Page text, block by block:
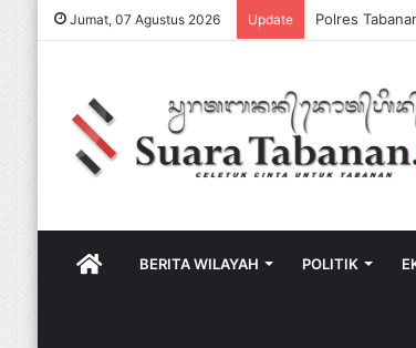
Jumat, 07 Agustus 2026 Update
HOMEBERITA WILAYAH POLITIK